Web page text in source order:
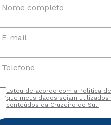
Nome completo
E-mail
Telefone
Estou de acordo com a Política
que meus dados sejam utilizados
conteúdos da Cruzeiro do Sul.